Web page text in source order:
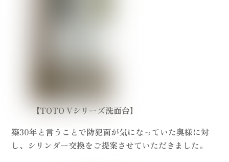
【TOTO Vシリーズ洗面台】
築30年と言うことで防犯面が気になっていた奥様に対
し、シリンダー交換をご提案させていただきました。